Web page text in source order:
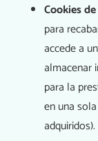
Cookies
para
accede a
almacenar
para la
en una
adquiridos).